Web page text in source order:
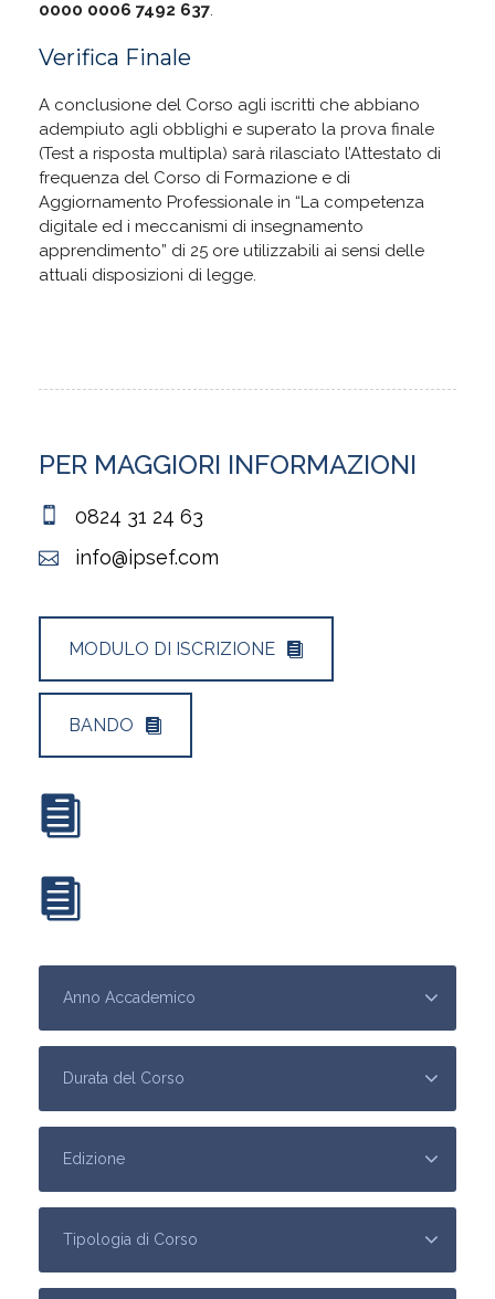
0000 0006 7492 637.
Verifica Finale
A conclusione del Corso agli iscritti che abbiano
adempiuto agli obblighi e superato la prova finale
(Test a risposta multipla) sarà rilasciato l’Attestato di
frequenza del Corso di Formazione e di
Aggiornamento Professionale in “La competenza
digitale ed i meccanismi di insegnamento
apprendimento” di 25 ore utilizzabili ai sensi delle
attuali disposizioni di legge.
PER MAGGIORI INFORMAZIONI
0824 31 24 63
info@ipsef.com
MODULO DI ISCRIZIONE
BANDO